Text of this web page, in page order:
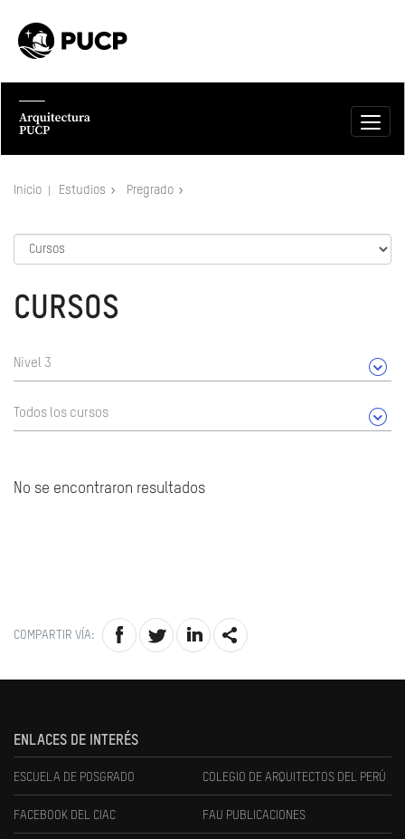
Inicio Estudios Pregrado
CURSOS
Nivel 3
Todos los cursos
No se encontraron resultados
COMPARTIR VÍA:
ENLACES DE INTERÉS
ESCUELA DE POSGRADO COLEGIO DE ARQUITECTOS DEL PERÚ
FACEBOOK DEL CIAC FAU PUBLICACIONES